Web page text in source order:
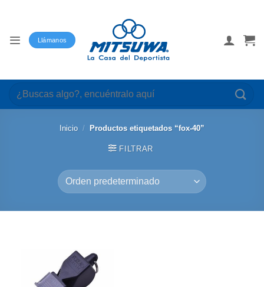
Llámanos
Buscar
por:
Inicio / Productos etiquetados “fox-40”
FILTRAR